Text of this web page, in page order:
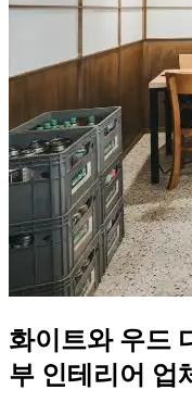
화이트와 우드
부 인테리어 업